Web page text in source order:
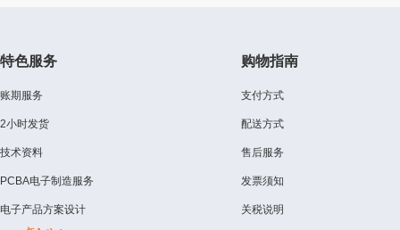
特色服务
账期服务
2小时发货
技术资料
PCBA电子制造服务
电子产品方案设计
购物指南
支付方式
配送方式
售后服务
发票须知
关税说明